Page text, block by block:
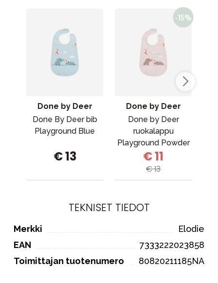
Done by Deer
Done By Deer bib
Playground Blue
€ 13
Done by Deer
Done by Deer
ruokalappu
Playground Powder
€ 11
€ 13
TEKNISET TIEDOT
Merkki
Elodie
EAN
7333222023858
Toimittajan tuotenumero
80820211185NA